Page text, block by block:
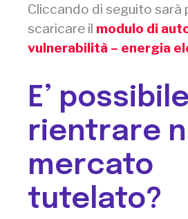
Cliccando di seguito sarà
scaricare il modulo di
vulnerabilità – energia
E’ possibile
rientrare
mercato
tutelato?